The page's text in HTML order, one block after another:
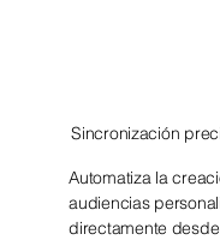
Sincronización
Automatiza la
audiencias
directamente